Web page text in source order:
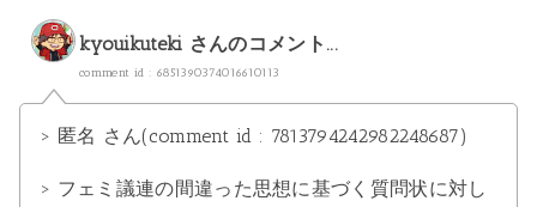
kyouikuteki さんのコメント...
comment id : 6851390374016610113
> 匿名 さん(comment id : 7813794242982248687)
> フェミ議連の間違った思想に基づく質問状に対し